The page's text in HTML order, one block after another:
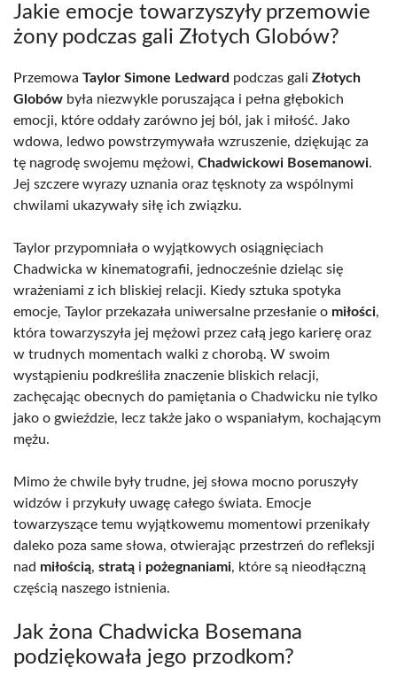
Jakie emocje towarzyszyły przemowie
żony podczas gali Złotych Globów?
Przemowa Taylor Simone Ledward podczas gali Złotych
Globów była niezwykle poruszająca i pełna głębokich
emocji, które oddały zarówno jej ból, jak i miłość. Jako
wdowa, ledwo powstrzymywała wzruszenie, dziękując za
tę nagrodę swojemu mężowi, Chadwickowi Bosemanowi.
Jej szczere wyrazy uznania oraz tęsknoty za wspólnymi
chwilami ukazywały siłę ich związku.
Taylor przypomniała o wyjątkowych osiągnięciach
Chadwicka w kinematografii, jednocześnie dzieląc się
wrażeniami z ich bliskiej relacji. Kiedy sztuka spotyka
emocje, Taylor przekazała uniwersalne przesłanie o miłości,
która towarzyszyła jej mężowi przez całą jego karierę oraz
w trudnych momentach walki z chorobą. W swoim
wystąpieniu podkreśliła znaczenie bliskich relacji,
zachęcając obecnych do pamiętania o Chadwicku nie tylko
jako o gwieździe, lecz także jako o wspaniałym, kochającym
mężu.
Mimo że chwile były trudne, jej słowa mocno poruszyły
widzów i przykuły uwagę całego świata. Emocje
towarzyszące temu wyjątkowemu momentowi przenikały
daleko poza same słowa, otwierając przestrzeń do refleksji
nad miłością, stratą i pożegnaniami, które są nieodłączną
częścią naszego istnienia.
Jak żona Chadwicka Bosemana
podziękowała jego przodkom?